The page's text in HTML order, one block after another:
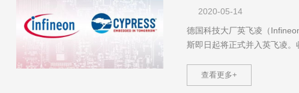
2020-05-14
德国科技大厂英飞凌（
斯即日起将正式并入英飞凌
查看更多+